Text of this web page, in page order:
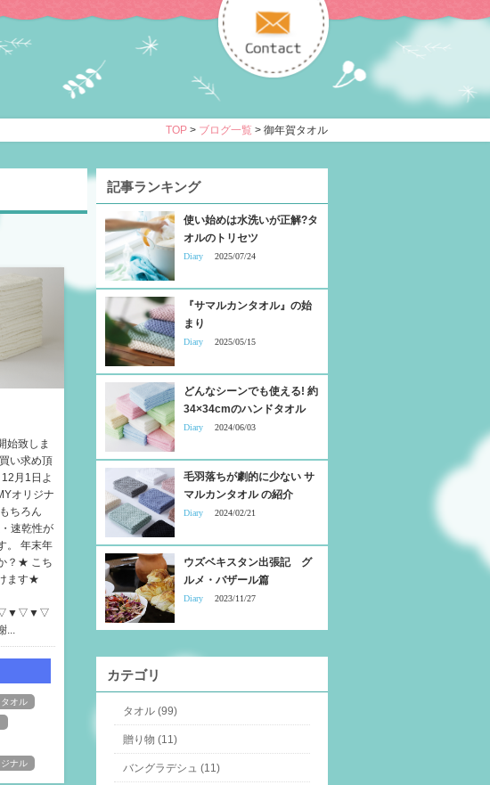
TOP > ブログ一覧 > 御年賀タオル
始致しま
い求め頂
月1日よ
オリジナ
ちろん
速乾性が
。 年末年
？★ こち
ます★
...
オル
ナル
記事ランキング
使い始めは水洗いが正解?タ
オルのトリセツ
Diary 2025/07/24
『サマルカンタオル』の始
まり
Diary 2025/05/15
どんなシーンでも使える! 約
34×34cmのハンドタオル
Diary 2024/06/03
毛羽落ちが劇的に少ない サ
マルカンタオル の紹介
Diary 2024/02/21
ウズベキスタン出張記 グ
ルメ・バザール篇
Diary 2023/11/27
カテゴリ
タオル (99)
贈り物 (11)
バングラデシュ (11)